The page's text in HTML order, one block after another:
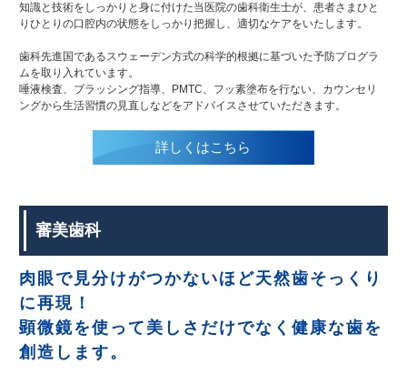
知識と技術をしっかりと身に付けた当医院の歯科衛生士が、患者さまひと
りひとりの口腔内の状態をしっかり把握し、適切なケアをいたします。
歯科先進国であるスウェーデン方式の科学的根拠に基づいた予防プログラ
ムを取り入れています。
唾液検査、ブラッシング指導、PMTC、フッ素塗布を行ない、カウンセリ
ングから生活習慣の見直しなどをアドバイスさせていただきます。
詳しくはこちら
審美歯科
肉眼で見分けがつかないほど天然歯そっくり
に再現！
顕微鏡を使って美しさだけでなく健康な歯を
創造します。